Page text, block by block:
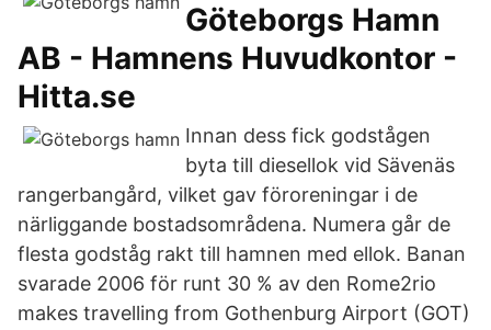
Göteborgs Hamn
AB - Hamnens Huvudkontor -
Hitta.se
Innan dess fick godstågen
byta till diesellok vid Sävenäs
rangerbangård, vilket gav föroreningar i de
närliggande bostadsområdena. Numera går de
flesta godståg rakt till hamnen med ellok. Banan
svarade 2006 för runt 30 % av den Rome2rio
makes travelling from Gothenburg Airport (GOT)